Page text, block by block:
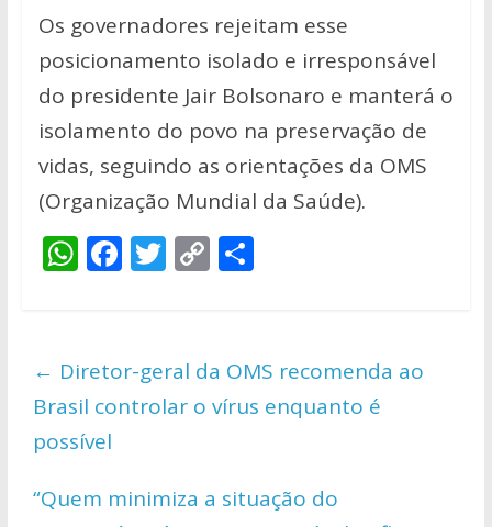
Os governadores rejeitam esse
posicionamento isolado e irresponsável
do presidente Jair Bolsonaro e manterá o
isolamento do povo na preservação de
vidas, seguindo as orientações da OMS
(Organização Mundial da Saúde).
W
s
A
p
p
F
b
o
o
T
er
C
y
Li
n
S
e
← Diretor-geral da OMS recomenda ao
Brasil controlar o vírus enquanto é
possível
“Quem minimiza a situação do